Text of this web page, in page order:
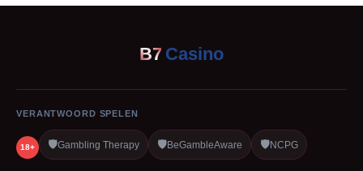
B7 Casino
VERANTWOORD SPELEN
18+ 🛡️Gambling Therapy 🛡️BeGambleAware 🛡️NCPG